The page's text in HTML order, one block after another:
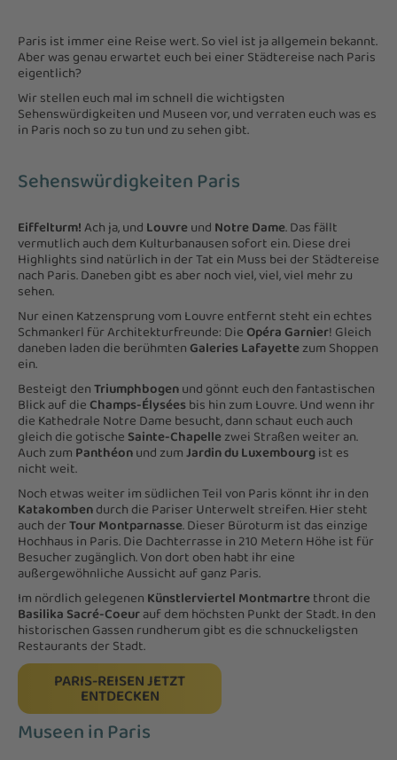
Paris ist immer eine Reise wert. So viel ist ja allgemein bekannt.
Aber was genau erwartet euch bei einer Städtereise nach Paris
eigentlich?
Wir stellen euch mal im schnell die wichtigsten
Sehenswürdigkeiten und Museen vor, und verraten euch was es
in Paris noch so zu tun und zu sehen gibt.
Sehenswürdigkeiten Paris
Eiffelturm!Ach ja, und Louvreund Notre Dame. Das fällt
vermutlich auch dem Kulturbanausen sofort ein. Diese drei
Highlights sind natürlich in der Tat ein Muss bei der Städtereise
nach Paris. Daneben gibt es aber noch viel, viel, viel mehr zu
sehen.
Nur einen Katzensprung vom Louvre entfernt steht ein echtes
Schmankerl für Architekturfreunde: Die Opéra Garnier! Gleich
daneben laden die berühmten Galeries Lafayettezum Shoppen
ein.
Besteigt denTriumphbogenund gönnt euch den fantastischen
Blick auf die Champs-Élyséesbis hin zum Louvre. Und wenn ihr
die Kathedrale Notre Dame besucht, dann schaut euch auch
gleich die gotische Sainte-Chapellezwei Straßen weiter an.
Auch zum Panthéonund zumJardin du Luxembourgist es
nicht weit.
Noch etwas weiter im südlichen Teil von Paris könnt ihr in den
Katakombendurch die Pariser Unterwelt streifen. Hier steht
auch derTour Montparnasse. Dieser Büroturm ist das einzige
Hochhaus in Paris. Die Dachterrasse in 210 Metern Höhe ist für
Besucher zugänglich. Von dort oben habt ihr eine
außergewöhnliche Aussicht auf ganz Paris.
Im nördlich gelegenen Künstlerviertel Montmartrethront die
Basilika Sacré-Coeurauf dem höchsten Punkt der Stadt. In den
historischen Gassen rundherum gibt es die schnuckeligsten
Restaurants der Stadt.
PARIS-REISEN JETZT
ENTDECKEN
Museen in Paris